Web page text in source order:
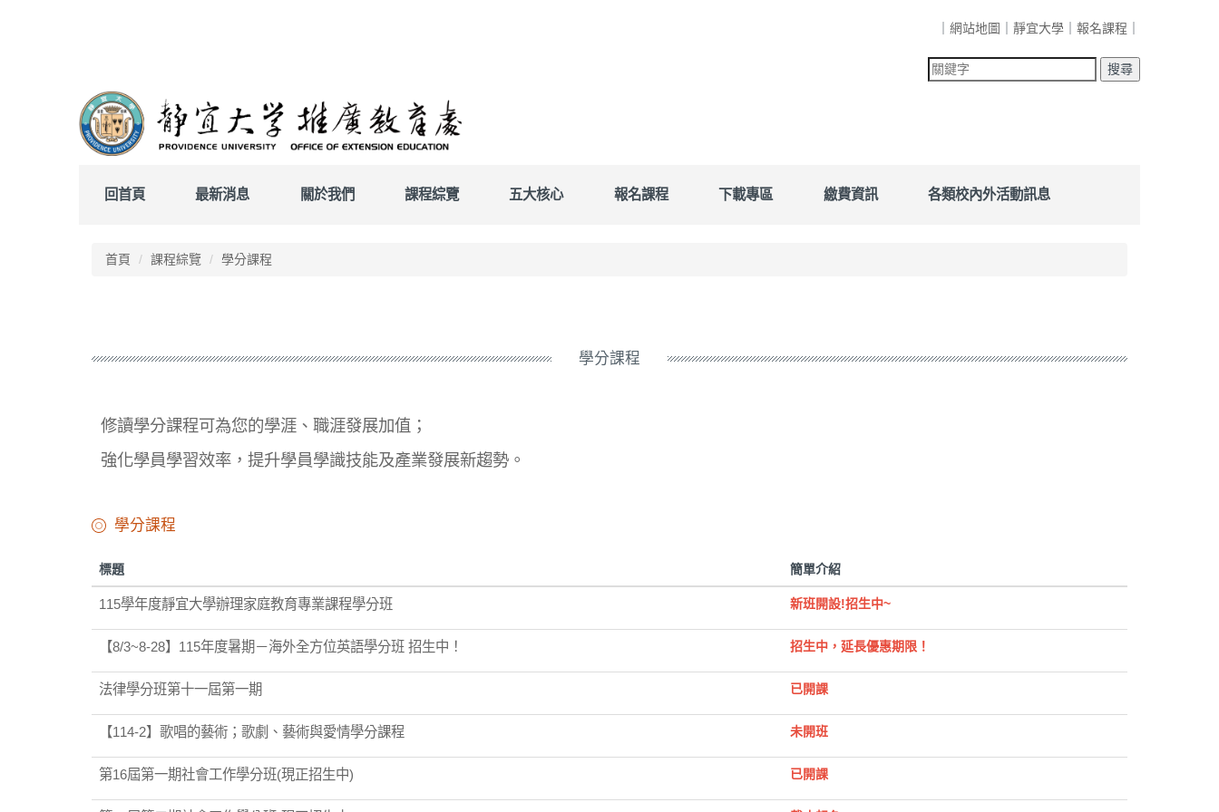
網站地圖 靜宜大學 報名課程
回首頁 最新消息 關於我們 課程綜覽 五大核心 報名課程 下載專區 繳費資訊 各類校內外活動訊息
首頁 課程綜覽 學分課程
學分課程
修讀學分課程可為您的學涯、職涯發展加值；
強化學員學習效率，提升學員學識技能及產業發展新趨勢。
學分課程
標題 簡單介紹
115學年度靜宜大學辦理家庭教育專業課程學分班 新班開設!招生中~
【8/3~8-28】115年度暑期－海外全方位英語學分班 招生中！ 招生中，延長優惠期限！
法律學分班第十一屆第一期 已開課
【114-2】歌唱的藝術；歌劇、藝術與愛情學分課程 未開班
第16屆第一期社會工作學分班(現正招生中) 已開課